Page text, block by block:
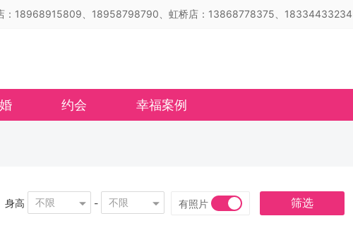
：18968915809、18958798790、虹桥店：13868778375、18334433234
约会 幸福案例
身高 不限 - 不限 有照片 筛选